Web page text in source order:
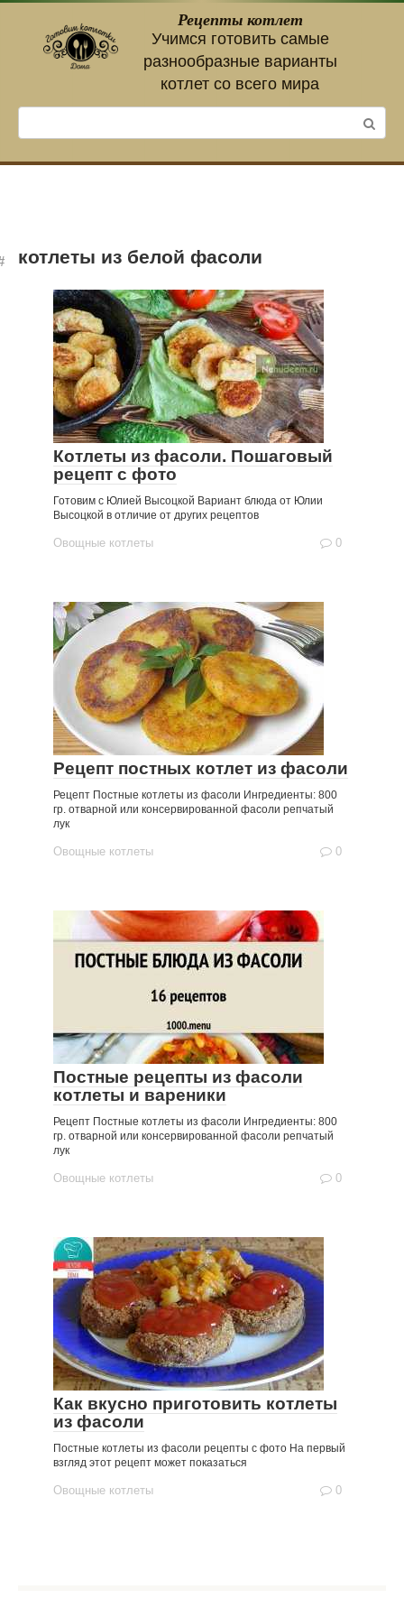
контенту
Рецепты котлет
Учимся готовить самые
разнообразные варианты
котлет со всего мира
котлеты из белой фасоли
Котлеты из фасоли. Пошаговый
рецепт с фото
Готовим с Юлией Высоцкой Вариант блюда от Юлии
Высоцкой в отличие от других рецептов
Овощные котлеты 0
Рецепт постных котлет из фасоли
Рецепт Постные котлеты из фасоли Ингредиенты: 800
гр. отварной или консервированной фасоли репчатый
лук
Овощные котлеты 0
Постные рецепты из фасоли
котлеты и вареники
Рецепт Постные котлеты из фасоли Ингредиенты: 800
гр. отварной или консервированной фасоли репчатый
лук
Овощные котлеты 0
Как вкусно приготовить котлеты
из фасоли
Постные котлеты из фасоли рецепты с фото На первый
взгляд этот рецепт может показаться
Овощные котлеты 0